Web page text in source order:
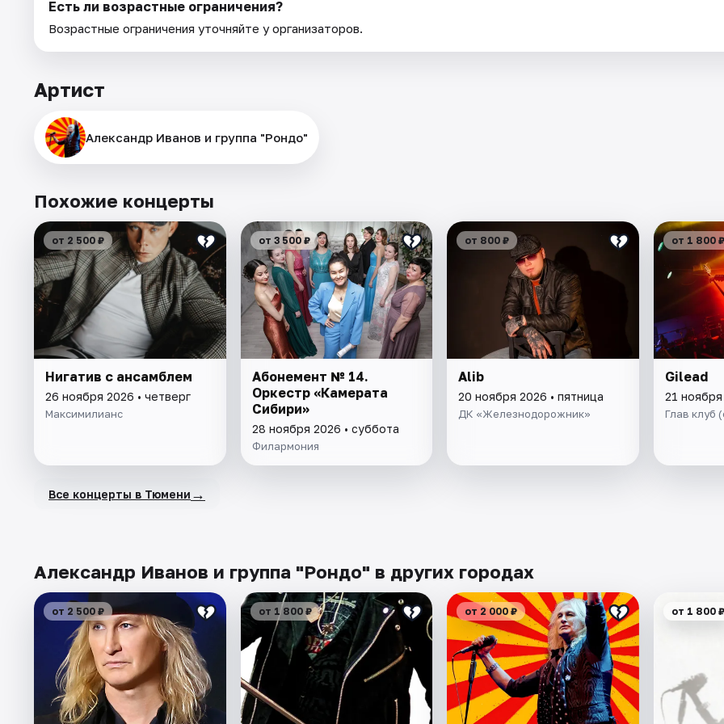
Есть ли возрастные ограничения?
Возрастные ограничения уточняйте у организаторов.
Артист
Александр Иванов и группа "Рондо"
Похожие концерты
от 2 500 ₽
Нигатив c ансамблем
26 ноября 2026 • четверг
Максимилианс
от 3 500 ₽
Абонемент № 14.
Оркестр «Камерата
Сибири»
28 ноября 2026 • суббота
Филармония
от 800 ₽
Alib
20 ноября 2026 • пятница
ДК «Железнодорожник»
от 1 800 ₽
Gilead
21
Глав клуб
Все концерты в Тюмени →
Александр Иванов и группа "Рондо" в других городах
от 2 500 ₽ от 1 800 ₽ от 2 000 ₽ от 1 800 ₽